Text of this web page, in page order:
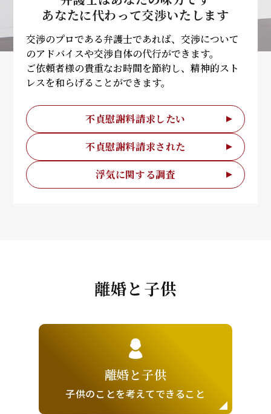
あなたに代わって交渉いたします
交渉のプロである弁護士であれば、交渉について
のアドバイスや交渉自体の代行ができます。
ご依頼者様の貴重なお時間を節約し、精神的スト
レスを和らげることができます。
不貞慰謝料請求したい
不貞慰謝料請求された
浮気に関する調査
離婚と子供
離婚と子供
子供のことを考えてできること